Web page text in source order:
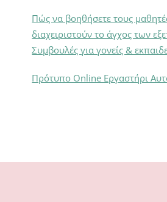
Πώς να βοηθήσετε τους
διαχειριστούν το άγχος των
Συμβουλές για γονείς &
Πρότυπο Online Εργαστήρι